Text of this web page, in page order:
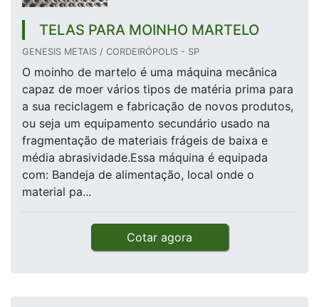
TELAS PARA MOINHO MARTELO
GENESIS METAIS / CORDEIRÓPOLIS - SP
O moinho de martelo é uma máquina mecânica
capaz de moer vários tipos de matéria prima para
a sua reciclagem e fabricação de novos produtos,
ou seja um equipamento secundário usado na
fragmentação de materiais frágeis de baixa e
média abrasividade.Essa máquina é equipada
com: Bandeja de alimentação, local onde o
material pa...
Cotar agora